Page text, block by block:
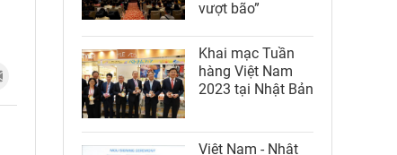
vượt bão”
Khai mạc Tuần
hàng Việt Nam
2023 tại Nhật Bản
Việt Nam - Nhật